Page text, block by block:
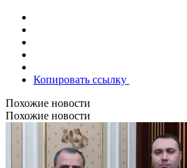
Копировать ссылку
Похожие новости
Похожие новости